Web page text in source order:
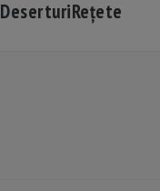
DeserturiRețete